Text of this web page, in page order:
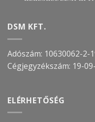
DSM KFT.
Adószám: 10630062-2-
Cégjegyzékszám: 19-
ELÉRHETŐSÉG